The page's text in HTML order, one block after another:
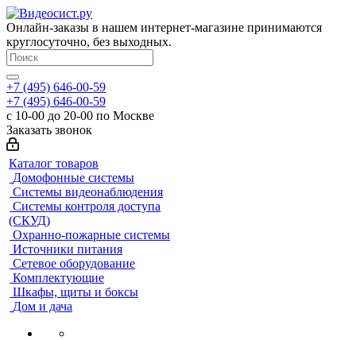
Онлайн-заказы в нашем интернет-магазине принимаются
круглосуточно, без выходных.
+7 (495) 646-00-59
+7 (495) 646-00-59
с 10-00 до 20-00 по Москве
Заказать звонок
Каталог товаров
Домофонные системы
Системы видеонаблюдения
Системы контроля доступа
(СКУД)
Охранно-пожарные системы
Источники питания
Сетевое оборудование
Комплектующие
Шкафы, щиты и боксы
Дом и дача